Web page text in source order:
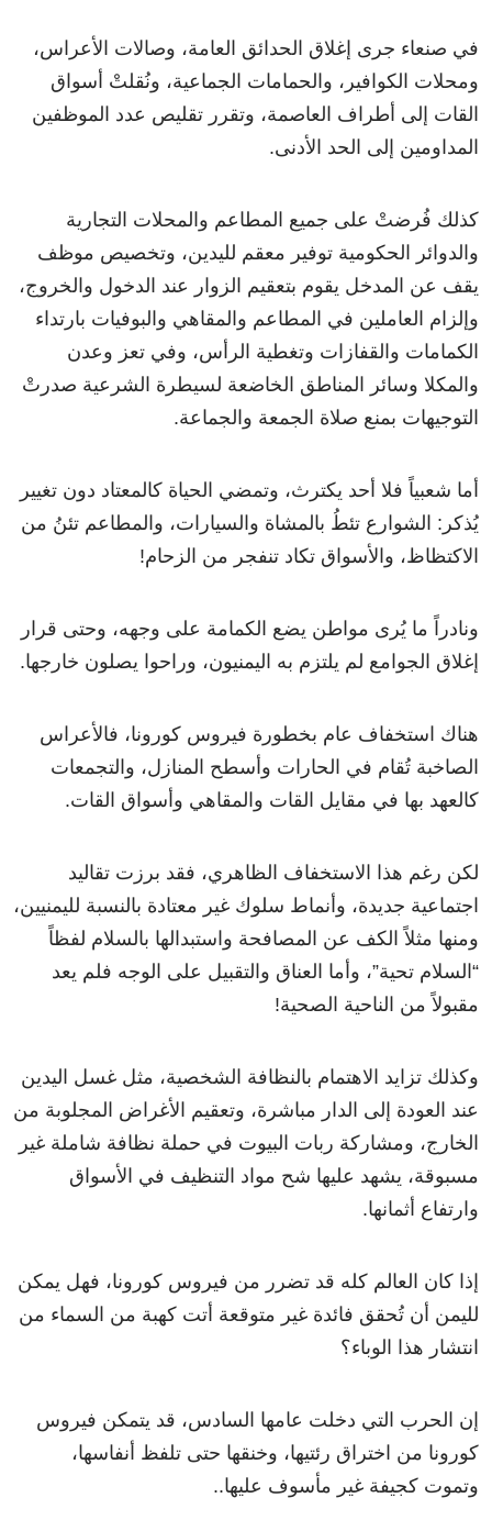
في صنعاء جرى إغلاق الحدائق العامة، وصالات الأعراس،
ومحلات الكوافير، والحمامات الجماعية، ونُقلتْ أسواق
القات إلى أطراف العاصمة، وتقرر تقليص عدد الموظفين
المداومين إلى الحد الأدنى.
كذلك فُرضتْ على جميع المطاعم والمحلات التجارية
والدوائر الحكومية توفير معقم لليدين، وتخصيص موظف
يقف عن المدخل يقوم بتعقيم الزوار عند الدخول والخروج،
وإلزام العاملين في المطاعم والمقاهي والبوفيات بارتداء
الكمامات والقفازات وتغطية الرأس، وفي تعز وعدن
والمكلا وسائر المناطق الخاضعة لسيطرة الشرعية صدرتْ
التوجيهات بمنع صلاة الجمعة والجماعة.
أما شعبياً فلا أحد يكترث، وتمضي الحياة كالمعتاد دون تغيير
يُذكر: الشوارع تئطُ بالمشاة والسيارات، والمطاعم تئنُ من
الاكتظاظ، والأسواق تكاد تنفجر من الزحام!
ونادراً ما يُرى مواطن يضع الكمامة على وجهه، وحتى قرار
إغلاق الجوامع لم يلتزم به اليمنيون، وراحوا يصلون خارجها.
هناك استخفاف عام بخطورة فيروس كورونا، فالأعراس
الصاخبة تُقام في الحارات وأسطح المنازل، والتجمعات
كالعهد بها في مقايل القات والمقاهي وأسواق القات.
لكن رغم هذا الاستخفاف الظاهري، فقد برزت تقاليد
اجتماعية جديدة، وأنماط سلوك غير معتادة بالنسبة لليمنيين،
ومنها مثلاً الكف عن المصافحة واستبدالها بالسلام لفظاً
“السلام تحية”، وأما العناق والتقبيل على الوجه فلم يعد
مقبولاً من الناحية الصحية!
وكذلك تزايد الاهتمام بالنظافة الشخصية، مثل غسل اليدين
عند العودة إلى الدار مباشرة، وتعقيم الأغراض المجلوبة من
الخارج، ومشاركة ربات البيوت في حملة نظافة شاملة غير
مسبوقة، يشهد عليها شح مواد التنظيف في الأسواق
وارتفاع أثمانها.
إذا كان العالم كله قد تضرر من فيروس كورونا، فهل يمكن
لليمن أن تُحقق فائدة غير متوقعة أتت كهبة من السماء من
انتشار هذا الوباء؟
إن الحرب التي دخلت عامها السادس، قد يتمكن فيروس
كورونا من اختراق رئتيها، وخنقها حتى تلفظ أنفاسها،
وتموت كجيفة غير مأسوف عليها..